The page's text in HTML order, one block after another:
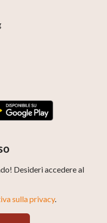
Desideri accedere al
sulla privacy.